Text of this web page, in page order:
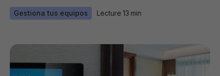
Gestiona tus equipos Lecture 13 min